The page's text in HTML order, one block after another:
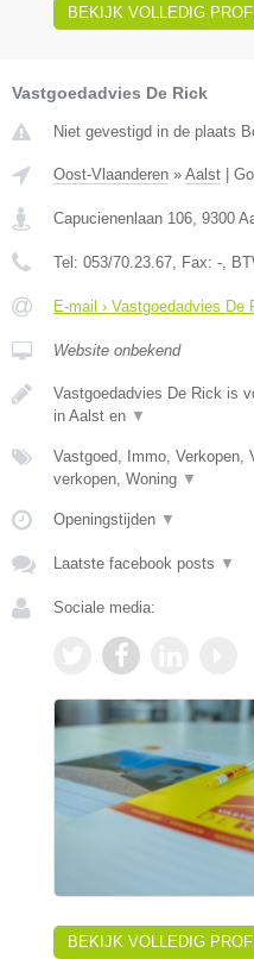
BEKIJK VOLLEDIG
Vastgoedadvies De Rick
Niet gevestigd in de plaats
Oost-Vlaanderen » Aalst
Capucienenlaan 106 9300
Tel: 053/70.23.67 , Fax: - ,
E-mail › Vastgoedadvies De
Website onbekend
Vastgoedadvies De Rick is
in Aalst en ▼
Vastgoed, Immo, Verkopen,
verkopen, Woning ▼
Openingstijden ▼
Laatste facebook posts ▼
Sociale media:
BEKIJK VOLLEDIG